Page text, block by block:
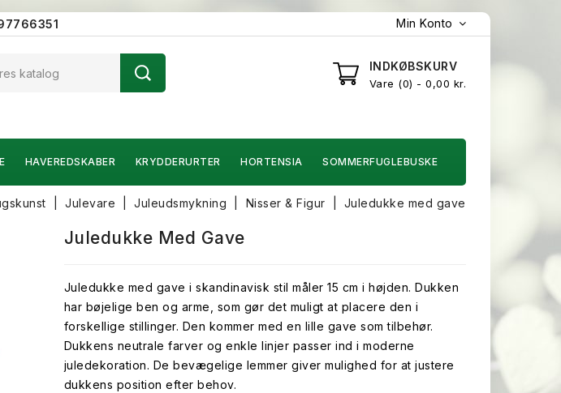
Min Konto
INDKØBSKURV
Vare 0 - 0,00 kr.
HAVEREDSKABER KRYDDERURTER HORTENSIA SOMMERFUGLEBUSKE
Julevare Juleudsmykning Nisser & Figur Juledukke med gave
Juledukke Med Gave
Juledukke med gave i skandinavisk stil måler 15 cm i højden. Dukken
har bøjelige ben og arme, som gør det muligt at placere den i
forskellige stillinger. Den kommer med en lille gave som tilbehør.
Dukkens neutrale farver og enkle linjer passer ind i moderne
juledekoration. De bevægelige lemmer giver mulighed for at justere
dukkens position efter behov.